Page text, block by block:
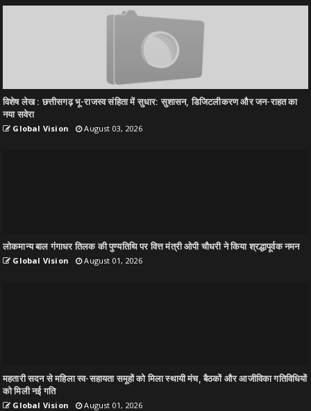
विशेष लेख : छत्तीसगढ़ भू-राजस्व संहिता में सुधार: सुशासन, डिजिटलीकरण और जन-राहत का
नया सवेरा
Global Vision August 03, 2026
लोकमान्य बाल गंगाधर तिलक की पुण्यतिथि पर वित्त मंत्री ओपी चौधरी ने किया श्रद्धापूर्वक नमन
Global Vision August 01, 2026
महतारी सदन से महिला स्व-सहायता समूहों को मिला स्थायी मंच, बैठकों और आजीविका गतिविधियों
को मिली नई गति
Global Vision August 01, 2026